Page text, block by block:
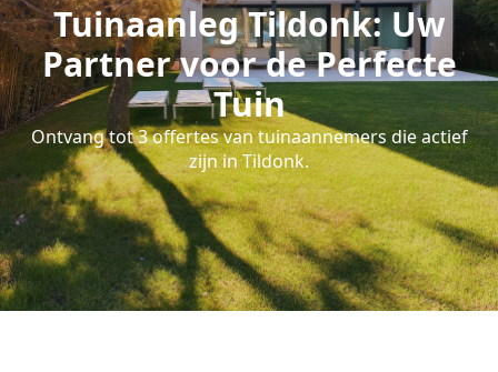
Tuinaanleg Tildonk: Uw
Partner voor de Perfecte
Tuin
Ontvang tot 3 offertes van tuinaannemers die actief
zijn in Tildonk.